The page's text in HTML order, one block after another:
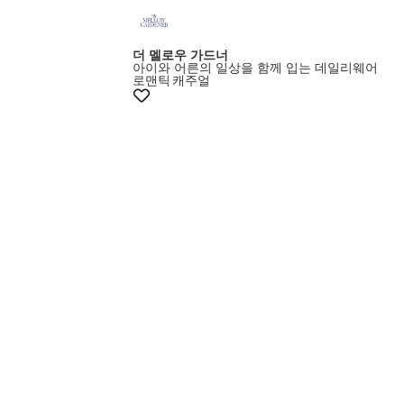
더 멜로우 가드너
아이와 어른의 일상을 함께 입는 데일리웨어
로맨틱 캐주얼